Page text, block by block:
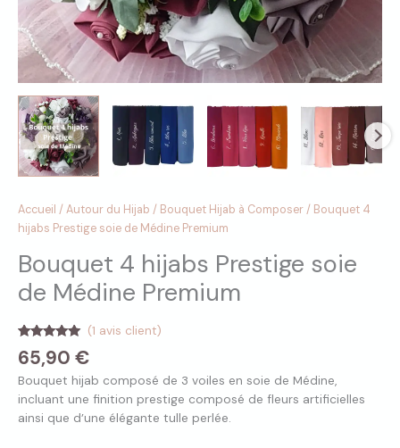
Accueil /Autour du Hijab / Bouquet Hijab à Composer / Bouquet 4
hijabs Prestige soie de Médine Premium
Bouquet 4 hijabs Prestige soie
de Médine Premium
Noté
5.00
sur 5
1
notation
client
(1 avis client)
65,90 €
Bouquet hijab composé de 3 voiles en soie de Médine,
incluant une finition prestige composé de fleurs artificielles
ainsi que d’une élégante tulle perlée.